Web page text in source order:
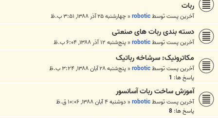
ربات
آخرین پست توسطrobotic
« چهارشنبه ۲۵ آذر ۱۳۸۸, ۳:۵۱ ب.ظ
دسته بندی ربات های صنعتی
آخرین پست توسطrobotic
« پنج‌شنبه ۱۲ آذر ۱۳۸۸, ۶:۰۴ ب.ظ
مکاترونیک: سرشاخه رباتیک
آخرین پست توسطrobotic
« پنج‌شنبه ۲۸ آبان ۱۳۸۸, ۳:۲۴ ب.ظ
پاسخ ها: 1
آموزش ساخت ربات آسانسور
آخرین پست توسطrobotic
« دوشنبه ۴ آبان ۱۳۸۸, ۱۰:۰۶ ق.ظ
پاسخ ها: 8